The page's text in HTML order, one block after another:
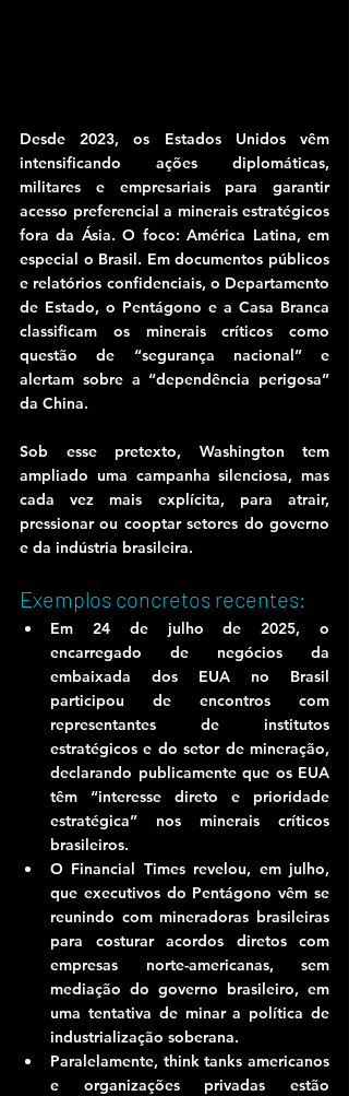
Desde 2023, os Estados Unidos vêm
intensificando ações diplomáticas,
militares e empresariais para garantir
acesso preferencial a minerais estratégicos
fora da Ásia. O foco: América Latina, em
especial o Brasil. Em documentos públicos
e relatórios confidenciais, o Departamento
de Estado, o Pentágono e a Casa Branca
classificam os minerais críticos como
questão de “segurança nacional” e
alertam sobre a “dependência perigosa”
da China.
Sob esse pretexto, Washington tem
ampliado uma campanha silenciosa, mas
cada vez mais explícita, para atrair,
pressionar ou cooptar setores do governo
e da indústria brasileira.
Exemplos concretos recentes:
Em 24 de julho de 2025, o
encarregado de negócios da
embaixada dos EUA no Brasil
participou de encontros com
representantes de institutos
estratégicos e do setor de mineração,
declarando publicamente que os EUA
têm “interesse direto e prioridade
estratégica” nos minerais críticos
brasileiros.
O Financial Times revelou, em julho,
que executivos do Pentágono vêm se
reunindo com mineradoras brasileiras
para costurar acordos diretos com
empresas norte-americanas, sem
mediação do governo brasileiro, em
uma tentativa de minar a política de
industrialização soberana.
Paralelamente, think tanks americanos
e organizações privadas estão